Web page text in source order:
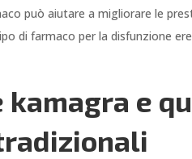
può aiutare a migliorare le
di farmaco per la disfunzione
kamagra e